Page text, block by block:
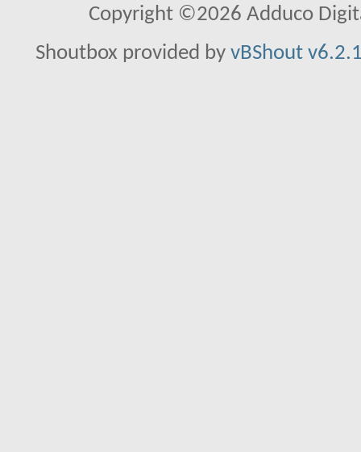
Copyright ©2026 Adduco
Shoutbox provided by vBShout